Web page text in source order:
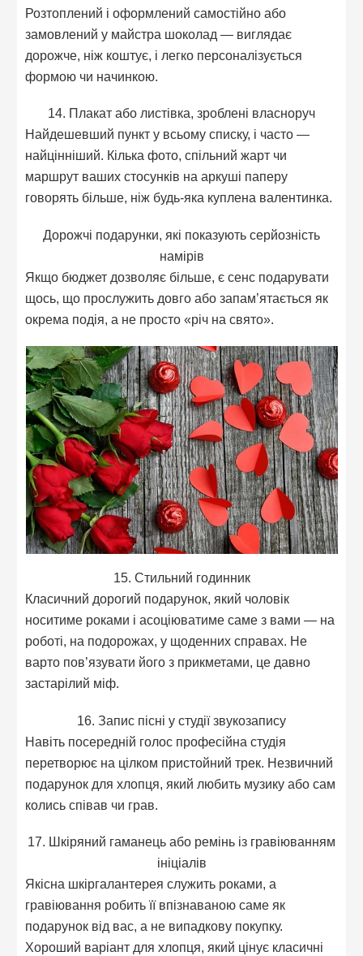
Розтоплений і оформлений самостійно або
замовлений у майстра шоколад — виглядає
дорожче, ніж коштує, і легко персоналізується
формою чи начинкою.
14. Плакат або листівка, зроблені власноруч
Найдешевший пункт у всьому списку, і часто —
найцінніший. Кілька фото, спільний жарт чи
маршрут ваших стосунків на аркуші паперу
говорять більше, ніж будь-яка куплена валентинка.
Дорожчі подарунки, які показують серйозність
намірів
Якщо бюджет дозволяє більше, є сенс подарувати
щось, що прослужить довго або запам’ятається як
окрема подія, а не просто «річ на свято».
15. Стильний годинник
Класичний дорогий подарунок, який чоловік
носитиме роками і асоціюватиме саме з вами — на
роботі, на подорожах, у щоденних справах. Не
варто пов’язувати його з прикметами, це давно
застарілий міф.
16. Запис пісні у студії звукозапису
Навіть посередній голос професійна студія
перетворює на цілком пристойний трек. Незвичний
подарунок для хлопця, який любить музику або сам
колись співав чи грав.
17. Шкіряний гаманець або ремінь із гравіюванням
ініціалів
Якісна шкіргалантерея служить роками, а
гравіювання робить її впізнаваною саме як
подарунок від вас, а не випадкову покупку.
Хороший варіант для хлопця, який цінує класичні